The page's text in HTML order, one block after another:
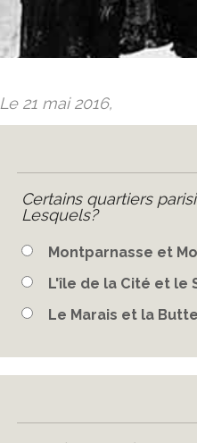
Le 21 mai 2016,
Certains quartiers
Lesquels?
Montparnasse et
L'île de la Cité et le
Le Marais et la